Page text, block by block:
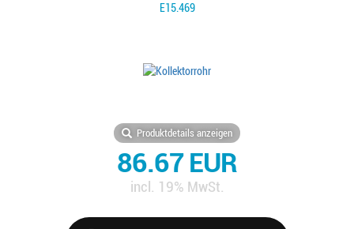
E15.469
Produktdetails anzeigen
86.67 EUR
incl. 19% MwSt.